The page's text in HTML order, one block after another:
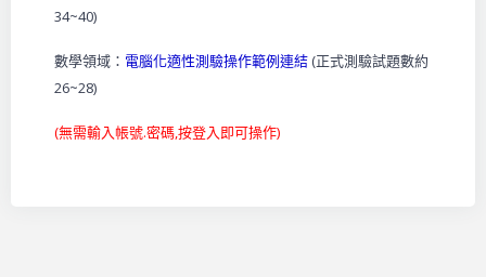
34~40)
數學領域： 電腦化適性測驗操作範例連結 (正式測驗試題數約
26~28)
(無需輸入帳號.密碼,按登入即可操作)